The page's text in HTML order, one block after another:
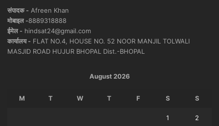
संपादक - Afreen Khan
मोबाइल -8889318888
ईमेल - hindsat24@gmail.com
कार्यालय - FLAT NO.4, HOUSE NO. 52 NOOR MANJIL TOLWALI
MASJID ROAD HUJUR BHOPAL Dist.-BHOPAL
August 2026
M T W T F S S
1 2